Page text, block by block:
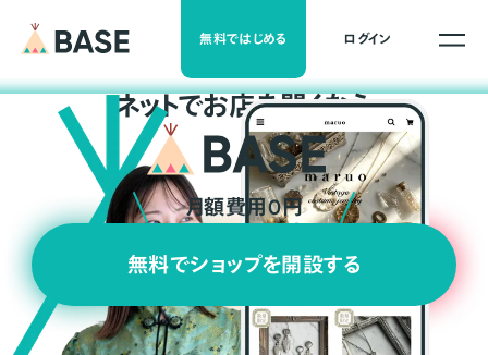
無料ではじめる ログイン
ネットでお店を開くなら
月額費用0円
無料でショップを開設する